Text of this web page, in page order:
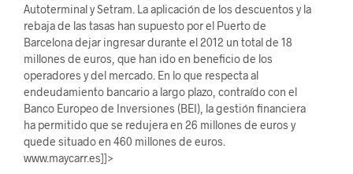
Autoterminal y Setram. La aplicación de los descuentos y la
rebaja de las tasas han supuesto por el Puerto de
Barcelona dejar ingresar durante el 2012 un total de 18
millones de euros, que han ido en beneficio de los
operadores y del mercado. En lo que respecta al
endeudamiento bancario a largo plazo, contraído con el
Banco Europeo de Inversiones (BEI), la gestión financiera
ha permitido que se redujera en 26 millones de euros y
quede situado en 460 millones de euros.
www.maycarr.es]]>